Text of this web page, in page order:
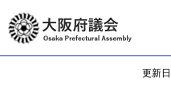
大阪府議会
更新